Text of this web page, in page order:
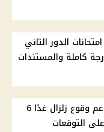
الدور الثاني
كاملة والمستندات
البحوث الفلكية تحسم مزاعم وقوع زلزال غدًا 6
التوقعات